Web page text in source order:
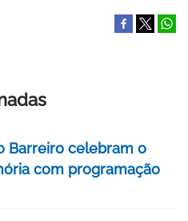
Barreiro celebram o
com programação